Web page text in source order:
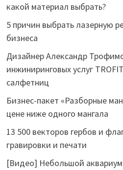
какой материал выбрать?
5 причин выбрать лазерную
бизнеса
Дизайнер Александр
инжиниринговых услуг
салфетниц
Бизнес-пакет «Разборные
цене ниже одного мангала
13 500 векторов гербов и
гравировки и печати
[Видео] Небольшой